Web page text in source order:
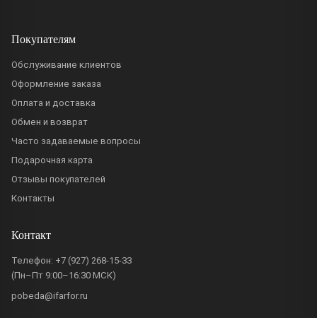
Покупателям
Обслуживание клиентов
Оформление заказа
Оплата и доставка
Обмен и возврат
Часто задаваемые вопросы
Подарочная карта
Отзывы покупателей
Контакты
Контакт
Телефон: +7 (927) 268-15-33
(Пн–Пт 9:00–16:30 МСК)
pobeda@ifarfor.ru